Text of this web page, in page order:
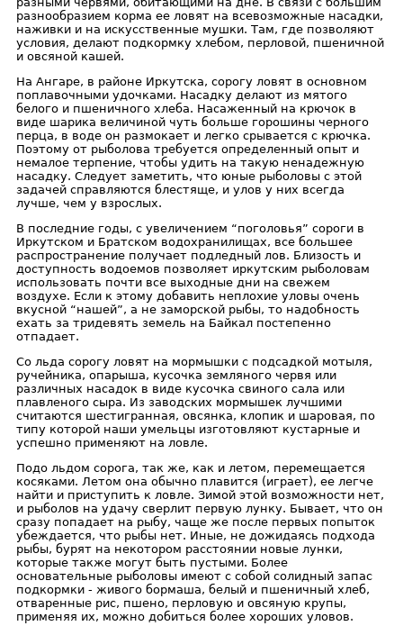
разнообразием корма ее ловят на всевозможные насадки,
наживки и на искусственные мушки. Там, где позволяют
условия, делают подкормку хлебом, перловой, пшеничной
и овсяной кашей.
На Ангаре, в районе Иркутска, сорогу ловят в основном
поплавочными удочками. Насадку делают из мятого
белого и пшеничного хлеба. Насаженный на крючок в
виде шарика величиной чуть больше горошины черного
перца, в воде он размокает и легко срывается с крючка.
Поэтому от рыболова требуется определенный опыт и
немалое терпение, чтобы удить на такую ненадежную
насадку. Следует заметить, что юные рыболовы с этой
задачей справляются блестяще, и улов у них всегда
лучше, чем у взрослых.
В последние годы, с увеличением “поголовья” сороги в
Иркутском и Братском водохранилищах, все большее
распространение получает подледный лов. Близость и
доступность водоемов позволяет иркутским рыболовам
использовать почти все выходные дни на свежем
воздухе. Если к этому добавить неплохие уловы очень
вкусной “нашей”, а не заморской рыбы, то надобность
ехать за тридевять земель на Байкал постепенно
отпадает.
Со льда сорогу ловят на мормышки с подсадкой мотыля,
ручейника, опарыша, кусочка земляного червя или
различных насадок в виде кусочка свиного сала или
плавленого сыра. Из заводских мормышек лучшими
считаются шестигранная, овсянка, клопик и шаровая, по
типу которой наши умельцы изготовляют кустарные и
успешно применяют на ловле.
Подо льдом сорога, так же, как и летом, перемещается
косяками. Летом она обычно плавится (играет), ее легче
найти и приступить к ловле. Зимой этой возможности нет,
и рыболов на удачу сверлит первую лунку. Бывает, что он
сразу попадает на рыбу, чаще же после первых попыток
убеждается, что рыбы нет. Иные, не дожидаясь подхода
рыбы, бурят на некотором расстоянии новые лунки,
которые также могут быть пустыми. Более
основательные рыболовы имеют с собой солидный запас
подкормки - живого бормаша, белый и пшеничный хлеб,
отваренные рис, пшено, перловую и овсяную крупы,
применяя их, можно добиться более хороших уловов.